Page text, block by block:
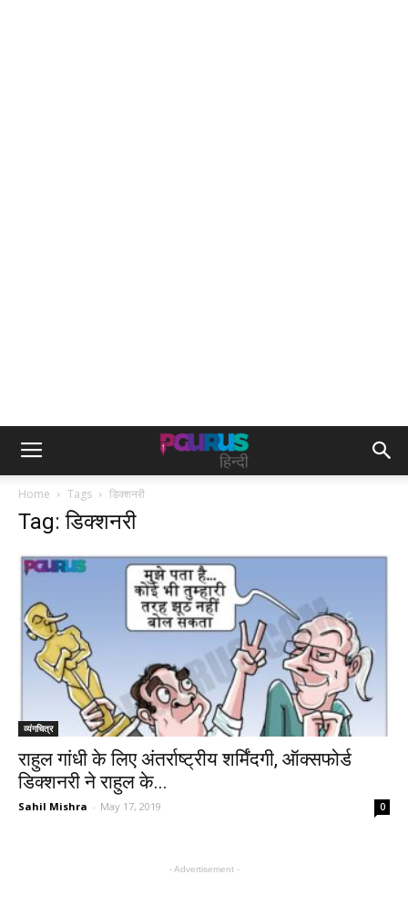
Home Tags डिक्शनरी
Tag: डिक्शनरी
व्यंगचित्र
राहुल गांधी के लिए अंतर्राष्ट्रीय शर्मिंदगी, ऑक्सफोर्ड
डिक्शनरी ने राहुल के...
Sahil Mishra - May 17, 2019 0
- Advertisement -